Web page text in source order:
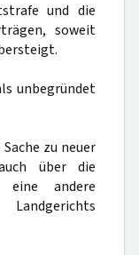
und die
soweit
unbegründet
zu neuer
über die
andere